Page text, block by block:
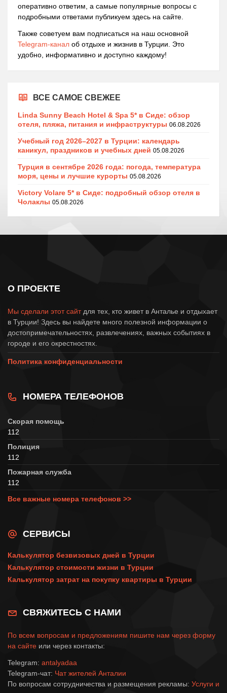
оперативно ответим, а самые популярные вопросы с
подробными ответами публикуем здесь на сайте.
Также советуем вам подписаться на наш основной
Telegram-канал об отдыхе и жизнив в Турции. Это
удобно, информативно и доступно каждому!
ВСЕ САМОЕ СВЕЖЕЕ
Linda Sunny Beach Hotel & Spa 5* в Сиде: обзор
отеля, пляжа, питания и инфраструктуры 06.08.2026
Учебный год 2026–2027 в Турции: календарь
каникул, праздников и учебных дней 05.08.2026
Турция в сентябре 2026 года: погода, температура
моря, цены и лучшие курорты 05.08.2026
Victory Volare 5* в Сиде: подробный обзор отеля в
Чолаклы 05.08.2026
О ПРОЕКТЕ
Мы сделали этот сайтдля тех, кто живет в Анталье и отдыхает
в Турции! Здесь вы найдете много полезной информации о
достопримечательностях, развлечениях, важных событиях в
городе и его окрестностях.
Политика конфиденциальности
НОМЕРА ТЕЛЕФОНОВ
Скорая помощь
112
Полиция
112
Пожарная служба
112
Все важные номера телефонов >>
СЕРВИСЫ
Калькулятор безвизовых дней в Турции
Калькулятор стоимости жизни в Турции
Калькулятор затрат на покупку квартиры в Турции
СВЯЖИТЕСЬ С НАМИ
По всем вопросам и предложениям пишите нам через форму
на сайте или через контакты:
Telegram: antalyadaa
Telegram-чат: Чат жителей Анталии
По вопросам сотрудничества и размещения рекламы: Услуги и